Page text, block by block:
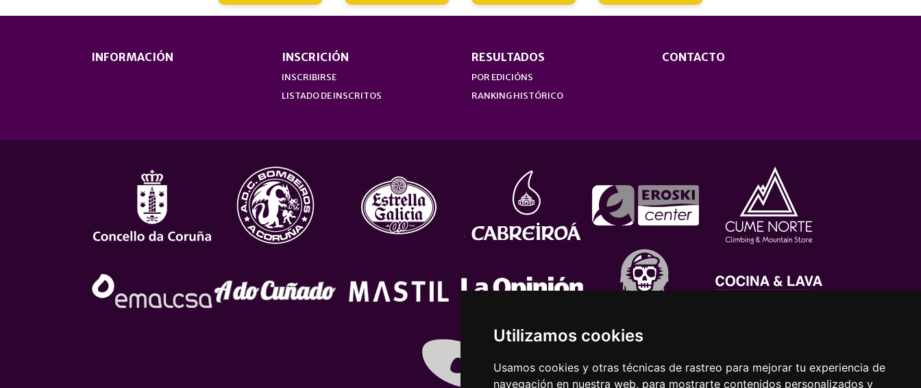
Utilizamos cookies
Usamos cookies y otras técnicas de rastreo para mejorar tu experiencia de
navegación en nuestra web, para mostrarte contenidos personalizados y
INFORMACIÓN INSCRICIÓN
INSCRIBIRSE
LISTADO DE INSCRITOS
RESULTADOS
POR EDICIÓNS
RANKING HISTÓRICO
CONTACTO